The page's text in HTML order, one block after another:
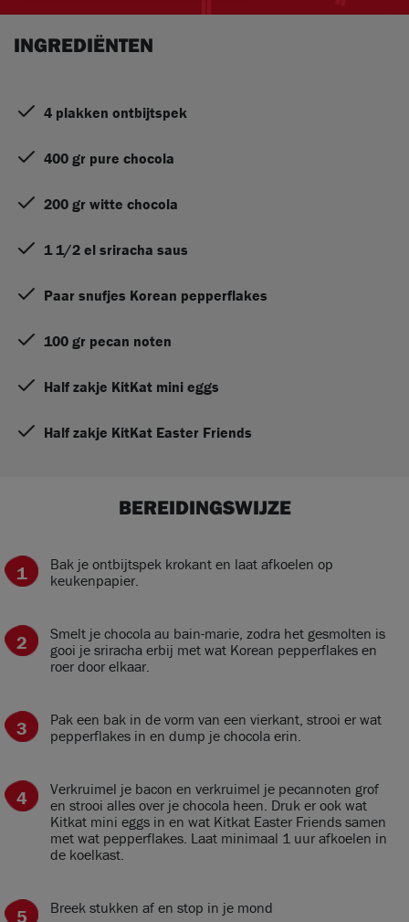
INGREDIËNTEN
4 plakken ontbijtspek
400 gr pure chocola
200 gr witte chocola
1 1/2 el sriracha saus
Paar snufjes Korean pepperflakes
100 gr pecan noten
Half zakje KitKat mini eggs
Half zakje KitKat Easter Friends
BEREIDINGSWIJZE
Bak je ontbijtspek krokant en laat afkoelen op
keukenpapier.
Smelt je chocola au bain-marie, zodra het gesmolten is
gooi je sriracha erbij met wat Korean pepperflakes en
roer door elkaar.
Pak een bak in de vorm van een vierkant, strooi er wat
pepperflakes in en dump je chocola erin.
Verkruimel je bacon en verkruimel je pecannoten grof
en strooi alles over je chocola heen. Druk er ook wat
Kitkat mini eggs in en wat Kitkat Easter Friends samen
met wat pepperflakes. Laat minimaal 1 uur afkoelen in
de koelkast.
Breek stukken af en stop in je mond